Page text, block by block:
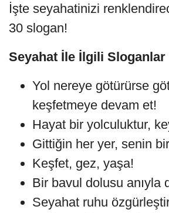
İşte seyahatinizi
30 slogan!
Seyahat İle İlgili Sloganlar
Yol nereye götürürse
keşfetmeye devam et!
Hayat bir yolculuktur,
Gittiğin her yer, senin
Keşfet, gez, yaşa!
Bir bavul dolusu anıyla
Seyahat ruhu